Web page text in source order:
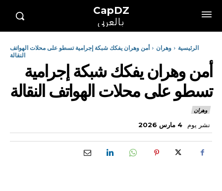
CapDZ
بالعربي
الرئيسية وهران
أمن وهران يفكك شبكة إجرامية تسطو على محلات الهواتف
النقالة
أمن وهران يفكك شبكة إجرامية
تسطو على محلات الهواتف النقالة
وهران
نشر يوم 4 مارس 2026